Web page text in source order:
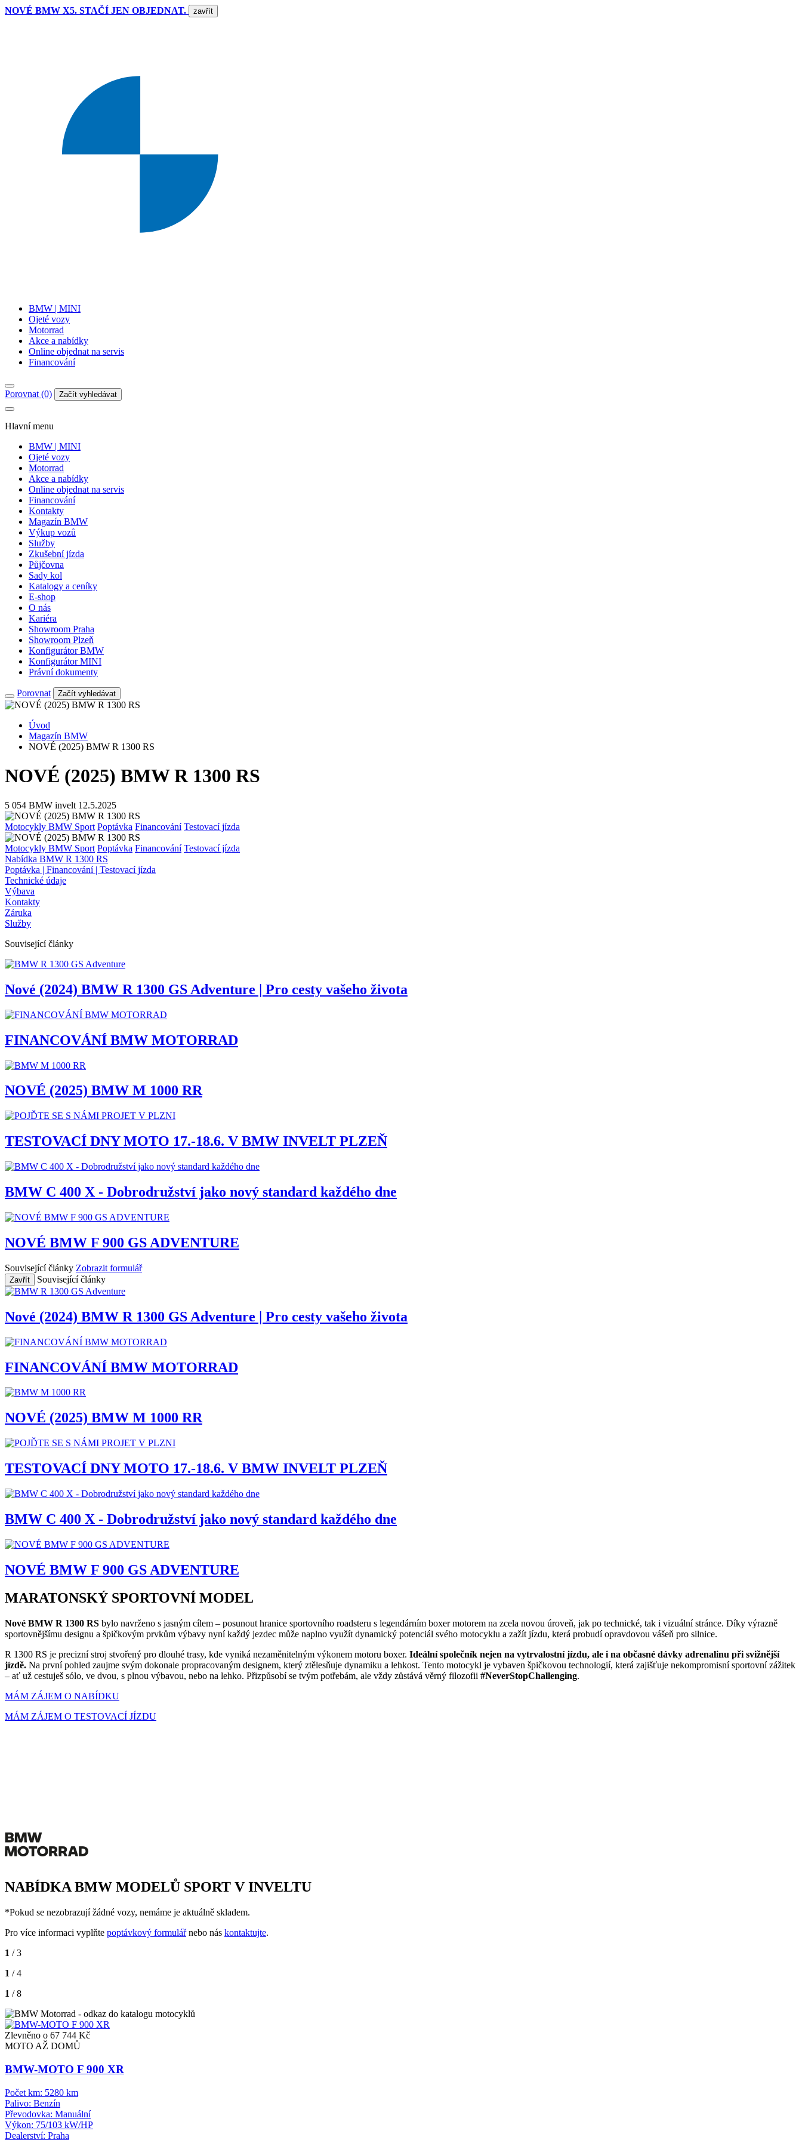
NOVÉ BMW X5. STAČÍ JEN OBJEDNAT. zavřít
BMW | MINI
Ojeté vozy
Motorrad
Akce a nabídky
Online objednat na servis
Financování
Porovnat (0) Začít vyhledávat
Hlavní menu
BMW | MINI
Ojeté vozy
Motorrad
Akce a nabídky
Online objednat na servis
Financování
Kontakty
Magazín BMW
Výkup vozů
Služby
Zkušební jízda
Půjčovna
Sady kol
Katalogy a ceníky
E-shop
O nás
Kariéra
Showroom Praha
Showroom Plzeň
Konfigurátor BMW
Konfigurátor MINI
Právní dokumenty
Porovnat Začít vyhledávat
Úvod
Magazín BMW
NOVÉ (2025) BMW R 1300 RS
NOVÉ (2025) BMW R 1300 RS
5 054 BMW invelt 12.5.2025
Motocykly BMW Sport Poptávka Financování Testovací jízda
Motocykly BMW Sport Poptávka Financování Testovací jízda
Nabídka BMW R 1300 RS
Poptávka | Financování | Testovací jízda
Technické údaje
Výbava
Kontakty
Záruka
Služby
Související články
Nové (2024) BMW R 1300 GS Adventure | Pro cesty vašeho života
FINANCOVÁNÍ BMW MOTORRAD
NOVÉ (2025) BMW M 1000 RR
TESTOVACÍ DNY MOTO 17.-18.6. V BMW INVELT PLZEŇ
BMW C 400 X - Dobrodružství jako nový standard každého dne
NOVÉ BMW F 900 GS ADVENTURE
Související články Zobrazit formulář
Zavřít Související články
Nové (2024) BMW R 1300 GS Adventure | Pro cesty vašeho života
FINANCOVÁNÍ BMW MOTORRAD
NOVÉ (2025) BMW M 1000 RR
TESTOVACÍ DNY MOTO 17.-18.6. V BMW INVELT PLZEŇ
BMW C 400 X - Dobrodružství jako nový standard každého dne
NOVÉ BMW F 900 GS ADVENTURE
MARATONSKÝ SPORTOVNÍ MODEL
Nové BMW R 1300 RS bylo navrženo s jasným cílem – posunout hranice sportovního roadsteru s legendárním boxer motorem na zcela novou úroveň, jak po technické, tak i vizuální stránce. Díky výrazně
sportovnějšímu designu a špičkovým prvkům výbavy nyní každý jezdec může naplno využít dynamický potenciál svého motocyklu a zažít jízdu, která probudí opravdovou vášeň pro silnice.
R 1300 RS je precizní stroj stvořený pro dlouhé trasy, kde vyniká nezaměnitelným výkonem motoru boxer. Ideální společník nejen na vytrvalostní jízdu, ale i na občasné dávky adrenalinu při svižnější
jízdě. Na první pohled zaujme svým dokonale propracovaným designem, který ztělesňuje dynamiku a lehkost. Tento motocykl je vybaven špičkovou technologií, která zajišťuje nekompromisní sportovní zážitek
– ať už cestuješ sólo, ve dvou, s plnou výbavou, nebo na lehko. Přizpůsobí se tvým potřebám, ale vždy zůstává věrný filozofii #NeverStopChallenging.
MÁM ZÁJEM O NABÍDKU
MÁM ZÁJEM O TESTOVACÍ JÍZDU
NABÍDKA BMW MODELŮ SPORT V INVELTU
*Pokud se nezobrazují žádné vozy, nemáme je aktuálně skladem.
Pro více informaci vyplňte poptávkový formulářnebo nás kontaktujte.
1 / 3
1 / 4
1 / 8
Zlevněno o 67 744 Kč
MOTO AŽ DOMŮ
BMW-MOTO F 900 XR
Počet km: 5280 km
Palivo: Benzín
Převodovka: Manuální
Výkon: 75/103 kW/HP
Dealerství: Praha